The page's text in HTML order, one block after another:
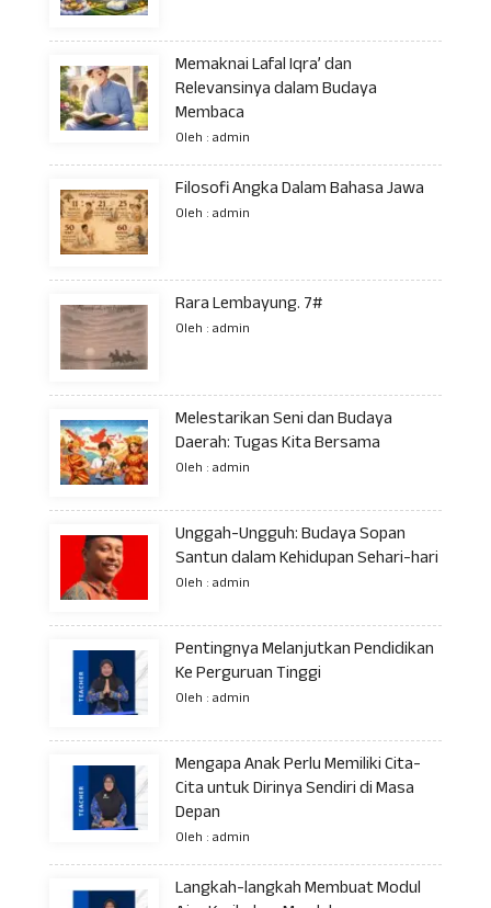
Memaknai Lafal Iqra’ dan
Relevansinya dalam Budaya
Membaca
Oleh : admin
Filosofi Angka Dalam Bahasa Jawa
Oleh : admin
Rara Lembayung. 7#
Oleh : admin
Melestarikan Seni dan Budaya
Daerah: Tugas Kita Bersama
Oleh : admin
Unggah-Ungguh: Budaya Sopan
Santun dalam Kehidupan Sehari-hari
Oleh : admin
Pentingnya Melanjutkan Pendidikan
Ke Perguruan Tinggi
Oleh : admin
Mengapa Anak Perlu Memiliki Cita-
Cita untuk Dirinya Sendiri di Masa
Depan
Oleh : admin
Langkah-langkah Membuat Modul